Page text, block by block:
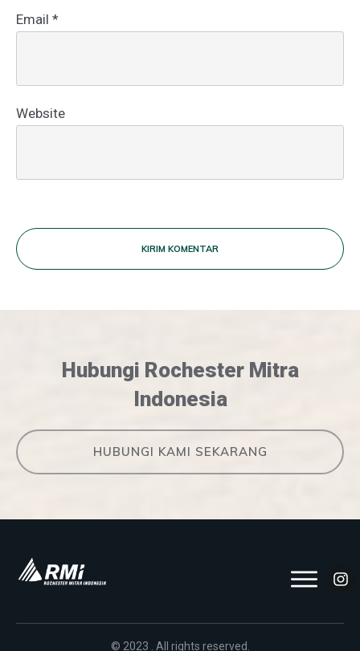
Email *
Website
KIRIM KOMENTAR
Hubungi Rochester Mitra
Indonesia
HUBUNGI KAMI SEKARANG
© 2023 . All rights reserved.